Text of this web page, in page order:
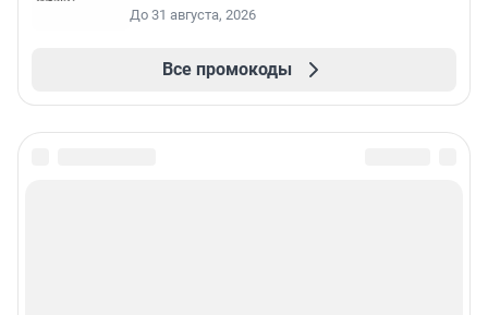
До 31 августа, 2026
Все промокоды